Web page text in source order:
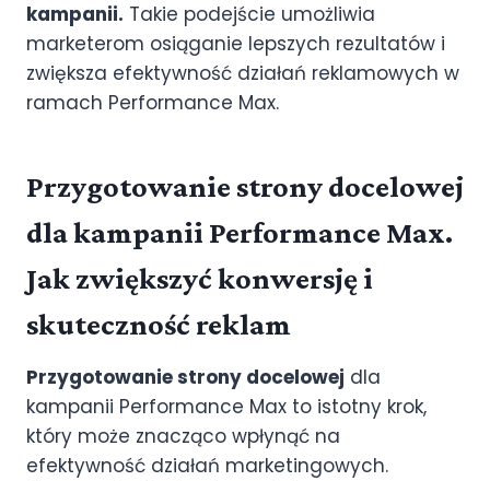
kampanii. Takie podejście umożliwia
marketerom osiąganie lepszych rezultatów i
zwiększa efektywność działań reklamowych w
ramach Performance Max.
Przygotowanie strony docelowej
dla kampanii Performance Max.
Jak zwiększyć konwersję i
skuteczność reklam
Przygotowanie strony docelowej dla
kampanii Performance Max to istotny krok,
który może znacząco wpłynąć na
efektywność działań marketingowych.